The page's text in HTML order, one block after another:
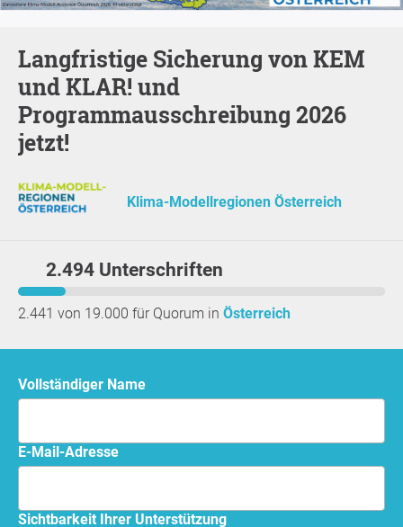
Langfristige Sicherung von KEM
und KLAR! und
Programmausschreibung 2026
jetzt!
Klima-Modellregionen Österreich
2.494 Unterschriften
2.441 von 19.000 für Quorum in Österreich
Vollständiger Name
E-Mail-Adresse
Sichtbarkeit Ihrer Unterstützung